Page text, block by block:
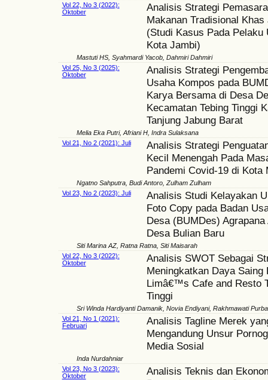
Vol 22, No 3 (2022):
Oktober
Analisis Strategi
Makanan Tradisional Khas
(Studi Kasus Pada Pelaku
Kota Jambi)
Mastuti HS, Syahmardi Yacob, Dahmiri Dahmiri
Vol 25, No 3 (2025):
Oktober
Analisis Strategi
Usaha Kompos pada
Karya Bersama di Desa
Kecamatan Tebing Tinggi
Tanjung Jabung Barat
Melia Eka Putri, Afriani H, Indra Sulaksana
Vol 21, No 2 (2021): Juli
Analisis Strategi
Kecil Menengah Pada
Pandemi Covid-19 di Kota
Ngatno Sahputra, Budi Antoro, Zulham Zulham
Vol 23, No 2 (2023): Juli
Analisis Studi Kelayakan
Foto Copy pada Badan
Desa (BUMDes) Agrapana
Desa Bulian Baru
Siti Marina AZ, Ratna Ratna, Siti Maisarah
Vol 22, No 3 (2022):
Oktober
Analisis SWOT Sebagai
Meningkatkan Daya Saing
Limâ€™s Cafe and Resto
Tinggi
Sri Winda Hardiyanti Damanik, Novia Endiyani, Rakhmawati Purba
Vol 21, No 1 (2021):
Februari
Analisis Tagline Merek
Mengandung Unsur
Media Sosial
Inda Nurdahniar
Vol 23, No 3 (2023):
Oktober
Analisis Teknis dan